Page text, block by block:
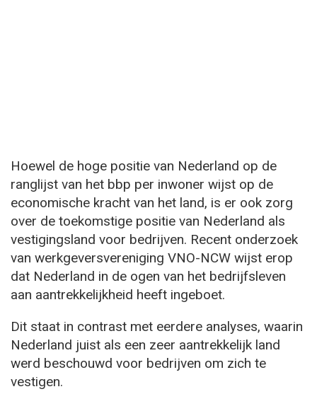
Hoewel de hoge positie van Nederland op de
ranglijst van het bbp per inwoner wijst op de
economische kracht van het land, is er ook zorg
over de toekomstige positie van Nederland als
vestigingsland voor bedrijven. Recent onderzoek
van werkgeversvereniging VNO-NCW wijst erop
dat Nederland in de ogen van het bedrijfsleven
aan aantrekkelijkheid heeft ingeboet.
Dit staat in contrast met eerdere analyses, waarin
Nederland juist als een zeer aantrekkelijk land
werd beschouwd voor bedrijven om zich te
vestigen.